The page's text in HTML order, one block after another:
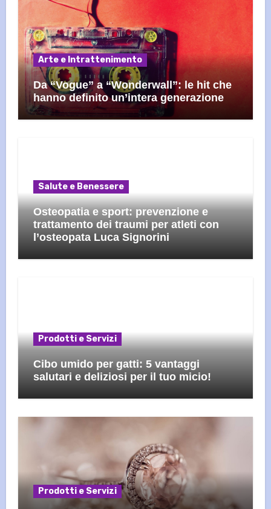
Arte e Intrattenimento
Da “Vogue” a “Wonderwall”: le hit che
hanno definito un’intera generazione
Salute e Benessere
Osteopatia e sport: prevenzione e
trattamento dei traumi per atleti con
l’osteopata Luca Signorini
Prodotti e Servizi
Cibo umido per gatti: 5 vantaggi
salutari e deliziosi per il tuo micio!
Prodotti e Servizi